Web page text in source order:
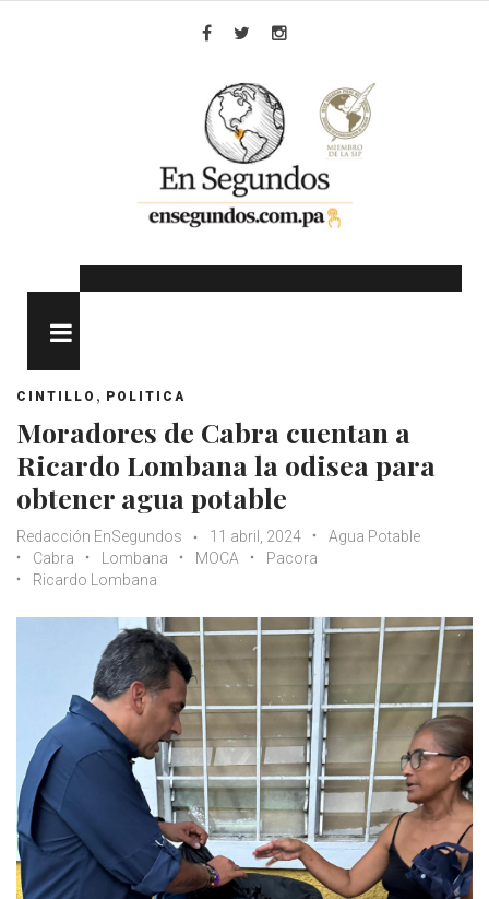
CINTILLO , POLITICA
Moradores de Cabra cuentan a
Ricardo Lombana la odisea para
obtener agua potable
Redacción EnSegundos 11 abril, 2024
Agua Potable
Cabra
Lombana MOCA
Pacora
Ricardo Lombana